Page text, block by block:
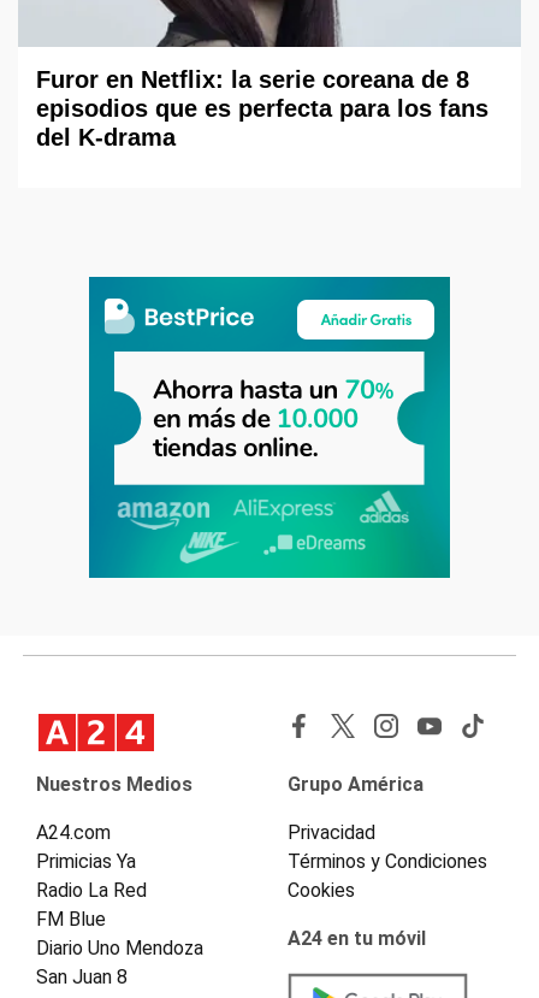
Furor en Netflix: la serie coreana de 8
episodios que es perfecta para los fans
del K-drama
Nuestros Medios
A24.com
Primicias Ya
Radio La Red
FM Blue
Diario Uno Mendoza
San Juan 8
Grupo América
Privacidad
Términos y Condiciones
Cookies
A24 en tu móvil